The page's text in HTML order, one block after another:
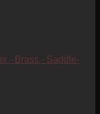
- Brass - Saddle-